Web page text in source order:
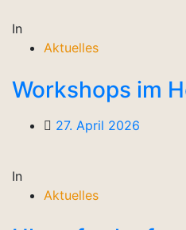
In
Aktuelles
Workshops im
27. April 2026
In
Aktuelles